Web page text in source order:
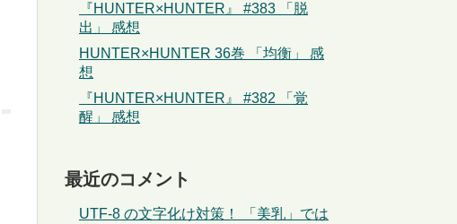
『HUNTER×HUNTER』 #383 「脱
出」 感想
HUNTER×HUNTER 36巻 「均衡」 感
想
『HUNTER×HUNTER』 #382 「覚
醒」 感想
最近のコメント
UTF-8 の文字化け対策！ 「美乳」では